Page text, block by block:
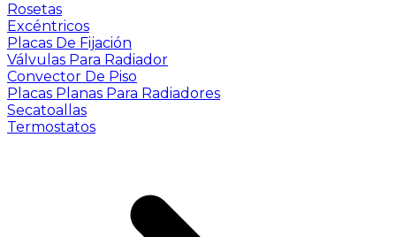
Rosetas
Excéntricos
Placas De Fijación
Válvulas Para Radiador
Convector De Piso
Placas Planas Para Radiadores
Secatoallas
Termostatos